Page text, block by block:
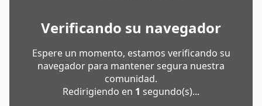
Verificando su navegador
Espere un momento, estamos verificando su
navegador para mantener segura nuestra
comunidad.
Redirigiendo en 1 segundo(s)...